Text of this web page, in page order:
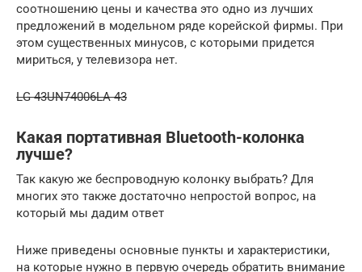
соотношению цены и качества это одно из лучших
предложений в модельном ряде корейской фирмы. При
этом существенных минусов, с которыми придется
мириться, у телевизора нет.
LG 43UN74006LA 43
Какая портативная Bluetooth-колонка
лучше?
Так какую же беспроводную колонку выбрать? Для
многих это также достаточно непростой вопрос, на
который мы дадим ответ
Ниже приведены основные пункты и характеристики,
на которые нужно в первую очередь обратить внимание